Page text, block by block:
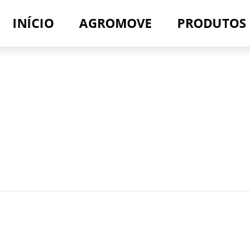
INÍCIO AGROMOVE PRODUTOS